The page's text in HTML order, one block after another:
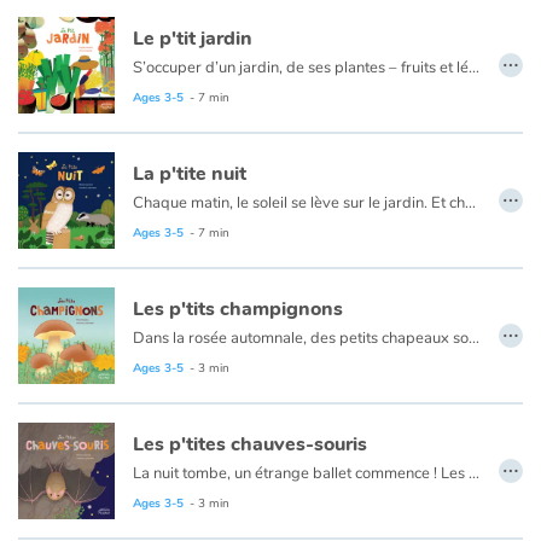
Le p'tit jardin
S’occuper d’un jardin, de ses plantes – fruits et légumes – c’est irriguer, retourner la terre, semer, ajouter de l’engrais, attendre, arroser, utiliser les bons outils, arracher les mauvaises herbes, se débarrasser des limaces... et quand les fruits et légumes sont mûrs à point, les cueillir et se régaler !
Ages 3-5 - 7 min
…
La p'tite nuit
Chaque matin, le soleil se lève sur le jardin. Et chaque soir, il disparaît de l’autre côté. Certains animaux vont se coucher, d’autres se réveillent dès l’arrivée de l’obscurité. Pour Dame ver luisant, c’est l’heure d’illuminer son ventre et d’attirer Monsieur. Pour la chouette, le sanglier, le hérisson ou encore la chauve-souris, le noir est propice à la chasse…
Ages 3-5 - 7 min
…
Les p'tits champignons
Dans la rosée automnale, des petits chapeaux sortent du sol... ce sont les champignons ! Mais sous ces drôles de petits parapluies se cache un extraordinaire et parfois gigantesque entrelacs de fines racines : le mycélium, le véritable corps du champignon ! Lorsqu'un champignon est cueilli, le mycélium continue à s'étendre et bientôt, d'autres fungi repousseront. Et heureusement, parce que nous ne sommes pas les seuls à les adorer ! Les animaux aussi s'en régalent. Mais attention, tous les champignons ne sont pas bons à manger ! Croûtes bleu vif, petits ronds ou en forme d'étoile de mer... odeur de savon, ou de bonbon... entre toutes ces variétés, il y a de quoi se tromper !
Ages 3-5 - 3 min
…
Les p'tites chauves-souris
La nuit tombe, un étrange ballet commence ! Les chauves-souris quittent leur refuge, elles vont virvolter sans bruit à la recherche de leurs mets préférés.
Ages 3-5 - 3 min
…